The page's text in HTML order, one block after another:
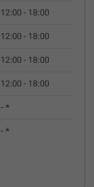
12:00 - 18:00
12:00 - 18:00
12:00 - 18:00
12:00 - 18:00
- *
- *